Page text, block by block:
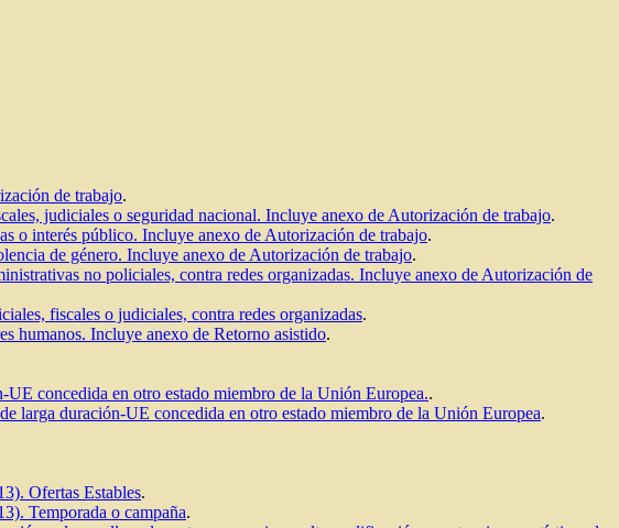
de trabajo.
judiciales o seguridad nacional. Incluye anexo de Autorización de trabajo.
o interés público. Incluye anexo de Autorización de trabajo.
de género. Incluye anexo de Autorización de trabajo.
no policiales, contra redes organizadas. Incluye anexo de Autorización de
fiscales o judiciales, contra redes organizadas.
humanos. Incluye anexo de Retorno asistido.
concedida en otro estado miembro de la Unión Europea..
larga duración-UE concedida en otro estado miembro de la Unión Europea.
Ofertas Estables.
Temporada o campaña.